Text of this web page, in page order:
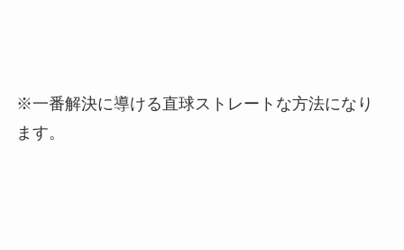
※一番解決に導ける直球ストレートな方法になり
ます。